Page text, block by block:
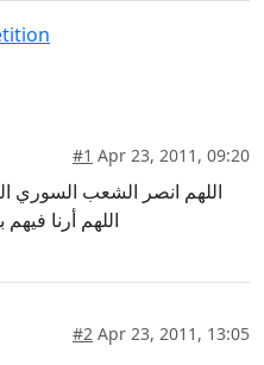
#1 Apr 23, 2011, 09:20
اللهم انصر الشعب السوري
اللهم أرنا
#2 Apr 23, 2011, 13:05